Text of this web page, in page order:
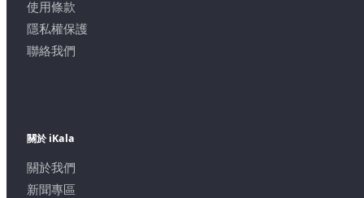
使用條款
隱私權保護
聯絡我們
關於 iKala
關於我們
新聞專區